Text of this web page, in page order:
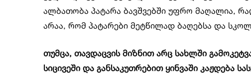
ალბათობა პატარა ბავშვებში უფრო მაღალია,
არაა, რომ პატარები მეტწილად ბაღებსა და
თუმცა, თავდაცვის მიზნით არც სახლში
სიცივეში და განსაკუთრებით ყინვაში კაჟდება